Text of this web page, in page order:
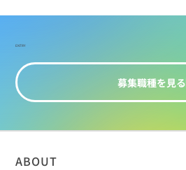
ENTRY
募集職種を見る
ABOUT